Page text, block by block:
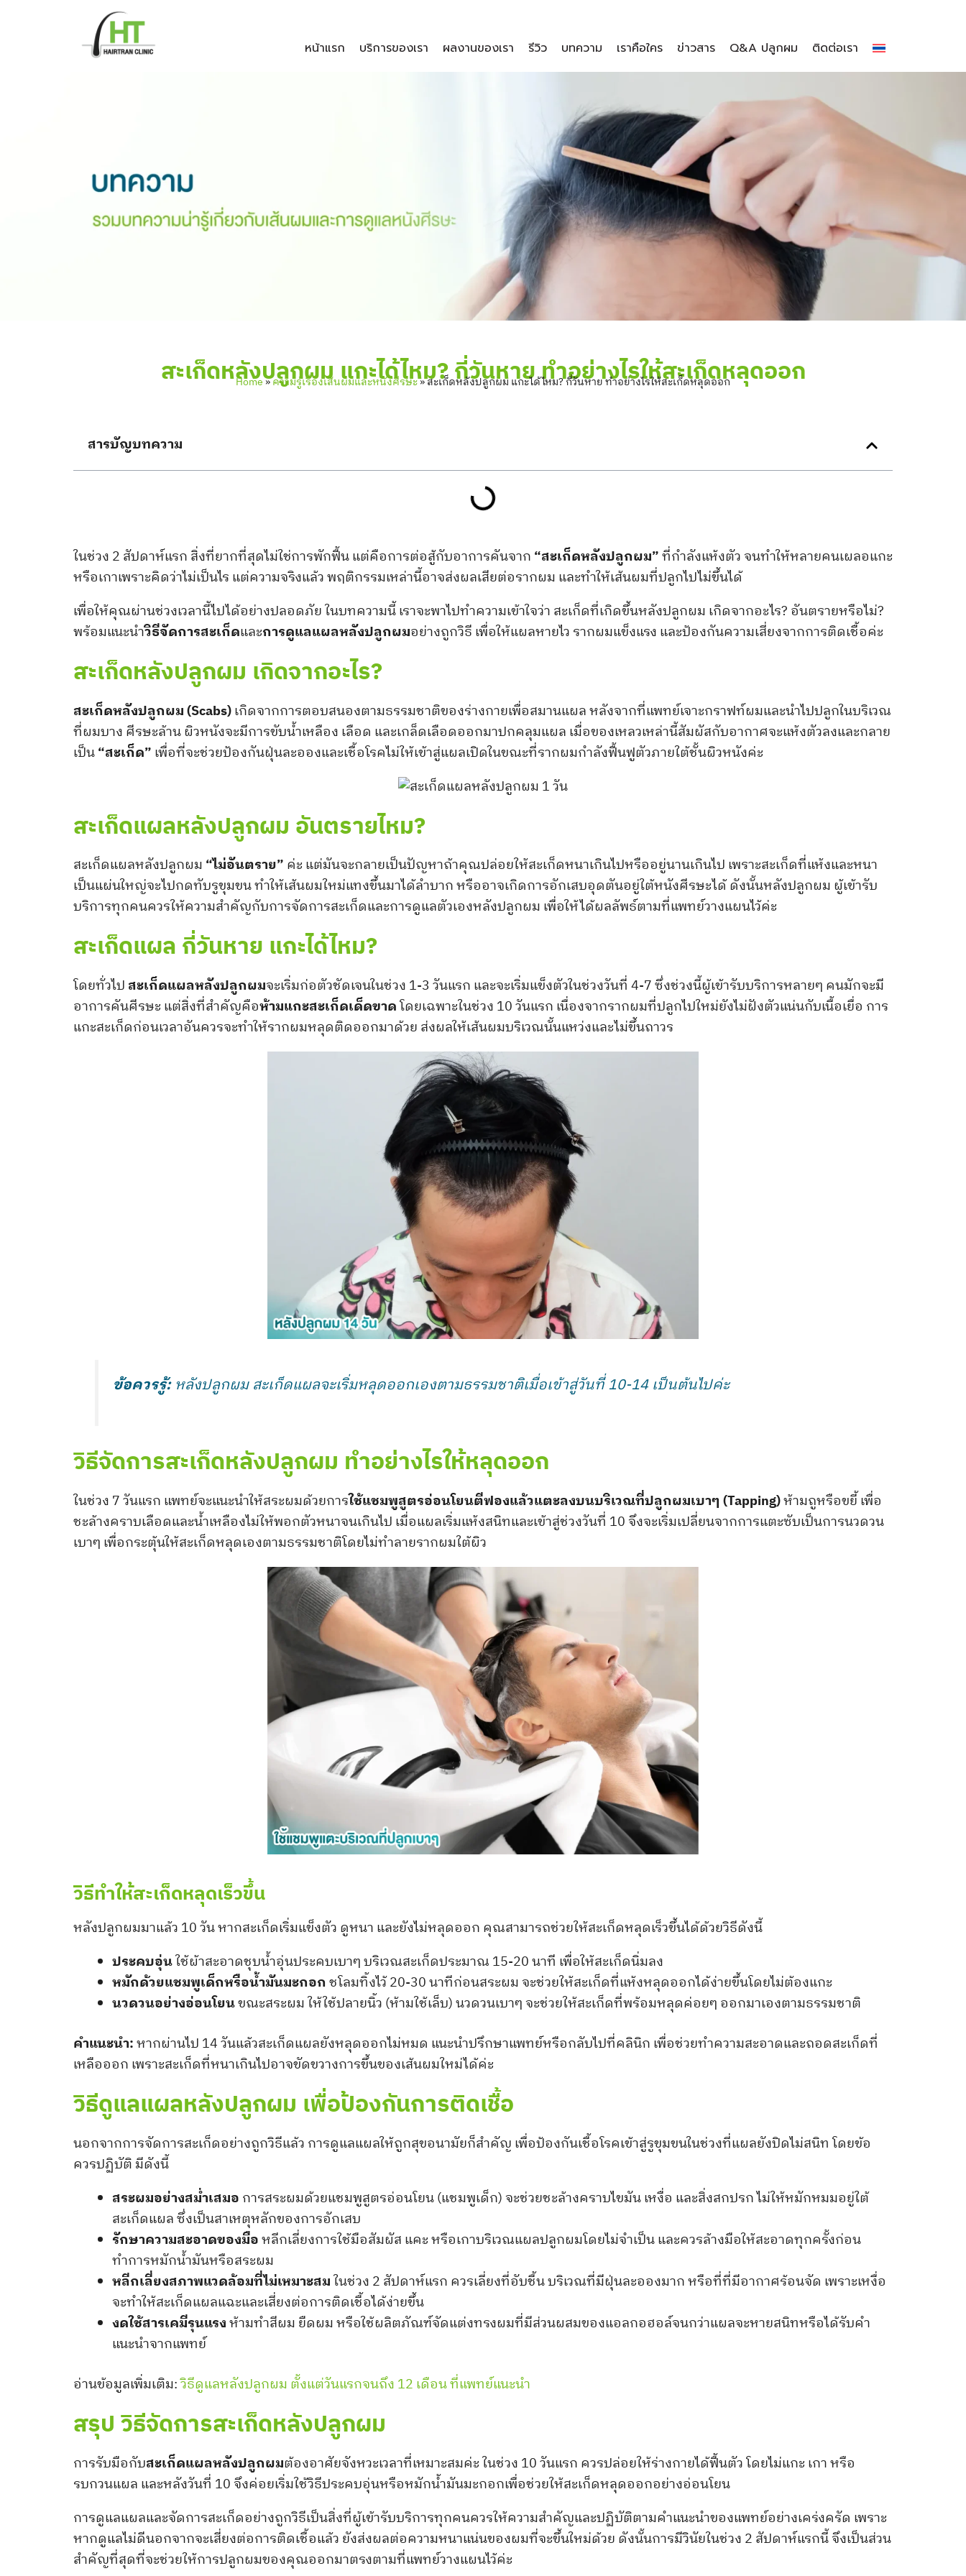
หน้าแรก บริการของเรา ผลงานของเรา รีวิว บทความ เราคือใคร ข่าวสาร Q&A ปลูกผม ติดต่อเรา
สะเก็ดหลังปลูกผม แกะได้ไหม? กี่วันหาย ทำอย่างไรให้สะเก็ดหลุดออก
Home»ความรู้เรื่องเส้นผมและหนังศีรษะ»สะเก็ดหลังปลูกผม แกะได้ไหม? กี่วันหาย ทำอย่างไรให้สะเก็ดหลุดออก
สารบัญบทความ
ในช่วง 2 สัปดาห์แรก สิ่งที่ยากที่สุดไม่ใช่การพักฟื้น แต่คือการต่อสู้กับอาการคันจาก “สะเก็ดหลังปลูกผม”ที่กำลังแห้งตัว จนทำให้หลายคนเผลอแกะ
หรือเกาเพราะคิดว่าไม่เป็นไร แต่ความจริงแล้ว พฤติกรรมเหล่านี้อาจส่งผลเสียต่อรากผม และทำให้เส้นผมที่ปลูกไปไม่ขึ้นได้
เพื่อให้คุณผ่านช่วงเวลานี้ไปได้อย่างปลอดภัย ในบทความนี้ เราจะพาไปทำความเข้าใจว่า สะเก็ดที่เกิดขึ้นหลังปลูกผม เกิดจากอะไร? อันตรายหรือไม่?
พร้อมแนะนำวิธีจัดการสะเก็ดและการดูแลแผลหลังปลูกผมอย่างถูกวิธี เพื่อให้แผลหายไว รากผมแข็งแรง และป้องกันความเสี่ยงจากการติดเชื้อค่ะ
สะเก็ดหลังปลูกผม เกิดจากอะไร?
สะเก็ดหลังปลูกผม (Scabs)เกิดจากการตอบสนองตามธรรมชาติของร่างกายเพื่อสมานแผล หลังจากที่แพทย์เจาะกราฟท์ผมและนำไปปลูกในบริเวณ
ที่ผมบาง ศีรษะล้าน ผิวหนังจะมีการขับน้ำเหลือง เลือด และเกล็ดเลือดออกมาปกคลุมแผล เมื่อของเหลวเหล่านี้สัมผัสกับอากาศจะแห้งตัวลงและกลาย
เป็น“สะเก็ด” เพื่อที่จะช่วยป้องกันฝุ่นละอองและเชื้อโรคไม่ให้เข้าสู่แผลเปิดในขณะที่รากผมกำลังฟื้นฟูตัวภายใต้ชั้นผิวหนังค่ะ
สะเก็ดแผลหลังปลูกผม อันตรายไหม?
สะเก็ดแผลหลังปลูกผม “ไม่อันตราย” ค่ะ แต่มันจะกลายเป็นปัญหาถ้าคุณปล่อยให้สะเก็ดหนาเกินไปหรืออยู่นานเกินไป เพราะสะเก็ดที่แห้งและหนา
เป็นแผ่นใหญ่จะไปกดทับรูขุมขน ทำให้เส้นผมใหม่แทงขึ้นมาได้ลำบาก หรืออาจเกิดการอักเสบอุดตันอยู่ใต้หนังศีรษะได้ ดังนั้นหลังปลูกผม ผู้เข้ารับ
บริการทุกคนควรให้ความสำคัญกับการจัดการสะเก็ดและการดูแลตัวเองหลังปลูกผม เพื่อให้ได้ผลลัพธ์ตามที่แพทย์วางแผนไว้ค่ะ
สะเก็ดแผล กี่วันหาย แกะได้ไหม?
โดยทั่วไปสะเก็ดแผลหลังปลูกผมจะเริ่มก่อตัวชัดเจนในช่วง 1-3 วันแรก และจะเริ่มแข็งตัวในช่วงวันที่ 4-7 ซึ่งช่วงนี้ผู้เข้ารับบริการหลายๆ คนมักจะมี
อาการคันศีรษะ แต่สิ่งที่สำคัญคือห้ามแกะสะเก็ดเด็ดขาดโดยเฉพาะในช่วง 10 วันแรก เนื่องจากรากผมที่ปลูกไปใหม่ยังไม่ฝังตัวแน่นกับเนื้อเยื่อ การ
แกะสะเก็ดก่อนเวลาอันควรจะทำให้รากผมหลุดติดออกมาด้วย ส่งผลให้เส้นผมบริเวณนั้นแหว่งและไม่ขึ้นถาวร
ข้อควรรู้:หลังปลูกผม สะเก็ดแผลจะเริ่มหลุดออกเองตามธรรมชาติเมื่อเข้าสู่วันที่ 10-14 เป็นต้นไปค่ะ
วิธีจัดการสะเก็ดหลังปลูกผม ทำอย่างไรให้หลุดออก
ในช่วง 7 วันแรก แพทย์จะแนะนำให้สระผมด้วยการใช้แชมพูสูตรอ่อนโยนตีฟองแล้วแตะลงบนบริเวณที่ปลูกผมเบาๆ (Tapping)ห้ามถูหรือขยี้ เพื่อ
ชะล้างคราบเลือดและน้ำเหลืองไม่ให้พอกตัวหนาจนเกินไป เมื่อแผลเริ่มแห้งสนิทและเข้าสู่ช่วงวันที่ 10 จึงจะเริ่มเปลี่ยนจากการแตะซับเป็นการนวดวน
เบาๆ เพื่อกระตุ้นให้สะเก็ดหลุดเองตามธรรมชาติโดยไม่ทำลายรากผมใต้ผิว
วิธีทำให้สะเก็ดหลุดเร็วขึ้น
หลังปลูกผมมาแล้ว 10 วัน หากสะเก็ดเริ่มแข็งตัว ดูหนา และยังไม่หลุดออก คุณสามารถช่วยให้สะเก็ดหลุดเร็วขึ้นได้ด้วยวิธีดังนี้
ประคบอุ่นใช้ผ้าสะอาดชุบน้ำอุ่นประคบเบาๆ บริเวณสะเก็ดประมาณ 15-20 นาที เพื่อให้สะเก็ดนิ่มลง
หมักด้วยแชมพูเด็กหรือน้ำมันมะกอก ชโลมทิ้งไว้ 20-30 นาทีก่อนสระผม จะช่วยให้สะเก็ดที่แห้งหลุดออกได้ง่ายขึ้นโดยไม่ต้องแกะ
นวดวนอย่างอ่อนโยนขณะสระผม ให้ใช้ปลายนิ้ว (ห้ามใช้เล็บ) นวดวนเบาๆ จะช่วยให้สะเก็ดที่พร้อมหลุดค่อยๆ ออกมาเองตามธรรมชาติ
คำแนะนำ:หากผ่านไป 14 วันแล้วสะเก็ดแผลยังหลุดออกไม่หมด แนะนำปรึกษาแพทย์หรือกลับไปที่คลินิก เพื่อช่วยทำความสะอาดและถอดสะเก็ดที่
เหลือออก เพราะสะเก็ดที่หนาเกินไปอาจขัดขวางการขึ้นของเส้นผมใหม่ได้ค่ะ
วิธีดูแลแผลหลังปลูกผม เพื่อป้องกันการติดเชื้อ
นอกจากการจัดการสะเก็ดอย่างถูกวิธีแล้ว การดูแลแผลให้ถูกสุขอนามัยก็สำคัญ เพื่อป้องกันเชื้อโรคเข้าสู่รูขุมขนในช่วงที่แผลยังปิดไม่สนิท โดยข้อ
ควรปฏิบัติ มีดังนี้
สระผมอย่างสม่ำเสมอ การสระผมด้วยแชมพูสูตรอ่อนโยน (แชมพูเด็ก) จะช่วยชะล้างคราบไขมัน เหงื่อ และสิ่งสกปรก ไม่ให้หมักหมมอยู่ใต้
สะเก็ดแผล ซึ่งเป็นสาเหตุหลักของการอักเสบ
รักษาความสะอาดของมือหลีกเลี่ยงการใช้มือสัมผัส แคะ หรือเกาบริเวณแผลปลูกผมโดยไม่จำเป็น และควรล้างมือให้สะอาดทุกครั้งก่อน
ทำการหมักน้ำมันหรือสระผม
หลีกเลี่ยงสภาพแวดล้อมที่ไม่เหมาะสมในช่วง 2 สัปดาห์แรก ควรเลี่ยงที่อับชื้น บริเวณที่มีฝุ่นละอองมาก หรือที่ที่มีอากาศร้อนจัด เพราะเหงื่อ
จะทำให้สะเก็ดแผลแฉะและเสี่ยงต่อการติดเชื้อได้ง่ายขึ้น
งดใช้สารเคมีรุนแรงห้ามทำสีผม ยืดผม หรือใช้ผลิตภัณฑ์จัดแต่งทรงผมที่มีส่วนผสมของแอลกอฮอล์จนกว่าแผลจะหายสนิทหรือได้รับคำ
แนะนำจากแพทย์
อ่านข้อมูลเพิ่มเติม:วิธีดูแลหลังปลูกผม ตั้งแต่วันแรกจนถึง 12 เดือน ที่แพทย์แนะนำ
สรุป วิธีจัดการสะเก็ดหลังปลูกผม
การรับมือกับสะเก็ดแผลหลังปลูกผมต้องอาศัยจังหวะเวลาที่เหมาะสมค่ะ ในช่วง 10 วันแรก ควรปล่อยให้ร่างกายได้ฟื้นตัว โดยไม่แกะ เกา หรือ
รบกวนแผล และหลังวันที่ 10 จึงค่อยเริ่มใช้วิธีประคบอุ่นหรือหมักน้ำมันมะกอกเพื่อช่วยให้สะเก็ดหลุดออกอย่างอ่อนโยน
การดูแลแผลและจัดการสะเก็ดอย่างถูกวิธีเป็นสิ่งที่ผู้เข้ารับบริการทุกคนควรให้ความสำคัญและปฏิบัติตามคำแนะนำของแพทย์อย่างเคร่งครัด เพราะ
หากดูแลไม่ดีนอกจากจะเสี่ยงต่อการติดเชื้อแล้ว ยังส่งผลต่อความหนาแน่นของผมที่จะขึ้นใหม่ด้วย ดังนั้นการมีวินัยในช่วง 2 สัปดาห์แรกนี้ จึงเป็นส่วน
สำคัญที่สุดที่จะช่วยให้การปลูกผมของคุณออกมาตรงตามที่แพทย์วางแผนไว้ค่ะ